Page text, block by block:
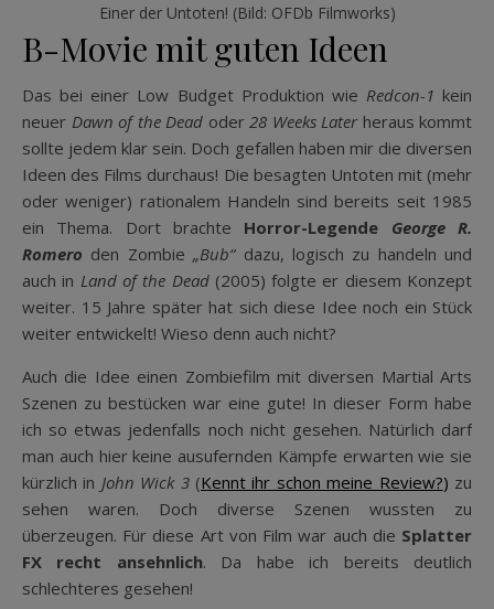
Einer der Untoten! (Bild: OFDb Filmworks)
B-Movie mit guten Ideen
Das bei einer Low Budget Produktion wie Redcon-1 kein
neuer Dawn of the Dead oder 28 Weeks Later heraus kommt
sollte jedem klar sein. Doch gefallen haben mir die diversen
Ideen des Films durchaus! Die besagten Untoten mit (mehr
oder weniger) rationalem Handeln sind bereits seit 1985
ein Thema. Dort brachte Horror-Legende George R.
Romero den Zombie„Bub“dazu, logisch zu handeln und
auch in Land of the Dead(2005) folgte er diesem Konzept
weiter. 15 Jahre später hat sich diese Idee noch ein Stück
weiter entwickelt! Wieso denn auch nicht?
Auch die Idee einen Zombiefilm mit diversen Martial Arts
Szenen zu bestücken war eine gute! In dieser Form habe
ich so etwas jedenfalls noch nicht gesehen. Natürlich darf
man auch hier keine ausufernden Kämpfe erwarten wie sie
kürzlich in John Wick 3(Kennt ihr schon meine Review?) zu
sehen waren. Doch diverse Szenen wussten zu
überzeugen. Für diese Art von Film war auch die Splatter
FX recht ansehnlich. Da habe ich bereits deutlich
schlechteres gesehen!